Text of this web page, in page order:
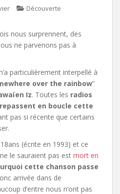
Découverte
nous surprennent, des
ne parvenons pas à
particulièrement interpellé à
over the rainbow”
Iz. Toutes les radios
en boucle cette
pas si récente que certains
(écrite en 1993) et ce
le sauraient pas est mort en
cette chanson passe
arrivée dans de
d’entre nous n’ont pas